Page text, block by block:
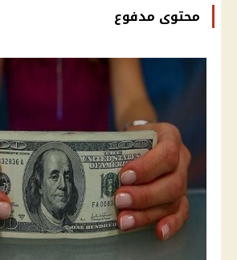
محتوى مدفوع